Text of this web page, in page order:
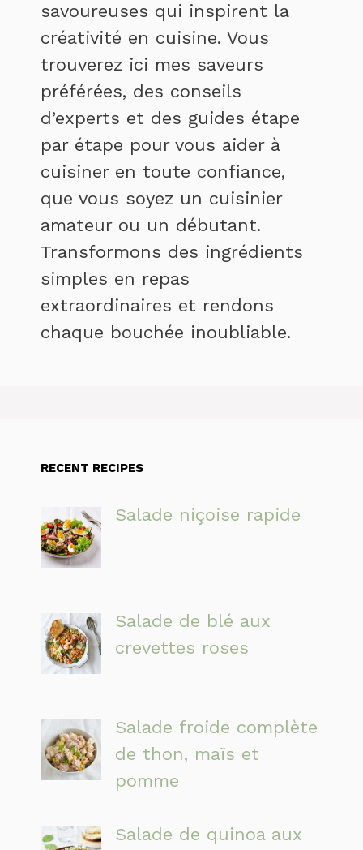
savoureuses qui inspirent la
créativité en cuisine. Vous
trouverez ici mes saveurs
préférées, des conseils
d’experts et des guides étape
par étape pour vous aider à
cuisiner en toute confiance,
que vous soyez un cuisinier
amateur ou un débutant.
Transformons des ingrédients
simples en repas
extraordinaires et rendons
chaque bouchée inoubliable.
RECENT RECIPES
Salade niçoise rapide
Salade de blé aux
crevettes roses
Salade froide complète
de thon, maïs et
pomme
Salade de quinoa aux